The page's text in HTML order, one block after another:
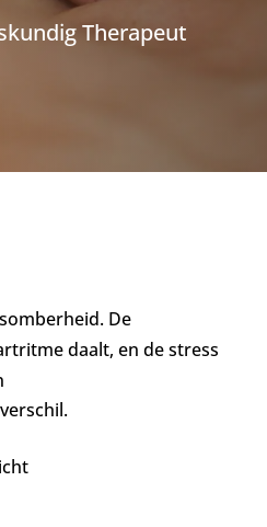
Therapeut
De
daalt, en de stress